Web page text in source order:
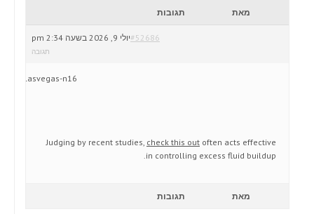
מאת תגובות
יולי 9, 2026 בשעה 2:34 pm#52686
תגובה
lasvegas-n16
Judging by recent studies, check this out often acts effective
in controlling excess fluid buildup.
מאת תגובות